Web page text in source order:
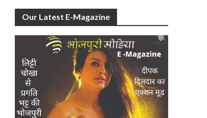
Our Latest E-Magazine